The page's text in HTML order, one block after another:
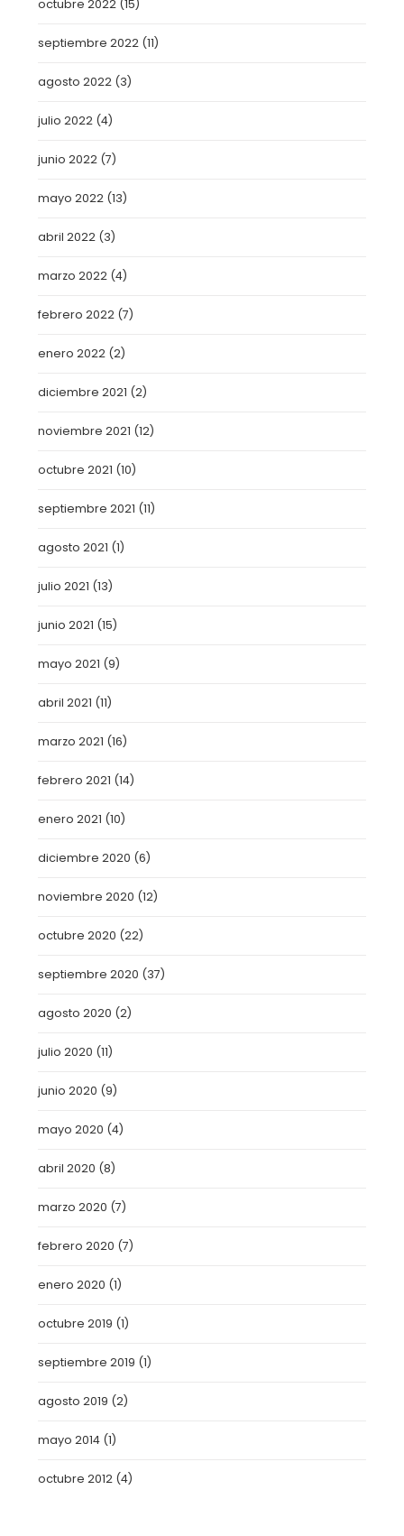
octubre 2022 (15)
septiembre 2022 (11)
agosto 2022 (3)
julio 2022 (4)
junio 2022 (7)
mayo 2022 (13)
abril 2022 (3)
marzo 2022 (4)
febrero 2022 (7)
enero 2022 (2)
diciembre 2021 (2)
noviembre 2021 (12)
octubre 2021 (10)
septiembre 2021 (11)
agosto 2021 (1)
julio 2021 (13)
junio 2021 (15)
mayo 2021 (9)
abril 2021 (11)
marzo 2021 (16)
febrero 2021 (14)
enero 2021 (10)
diciembre 2020 (6)
noviembre 2020 (12)
octubre 2020 (22)
septiembre 2020 (37)
agosto 2020 (2)
julio 2020 (11)
junio 2020 (9)
mayo 2020 (4)
abril 2020 (8)
marzo 2020 (7)
febrero 2020 (7)
enero 2020 (1)
octubre 2019 (1)
septiembre 2019 (1)
agosto 2019 (2)
mayo 2014 (1)
octubre 2012 (4)